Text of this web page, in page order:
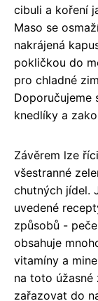
cibuli a koření
Maso se
nakrájená
pokličkou do
pro chladné
Doporučujeme
knedlíky a
Závěrem lze
všestranné
chutných jídel.
uvedené
způsobů -
obsahuje
vitamíny a
na toto úžasné
zařazovat do